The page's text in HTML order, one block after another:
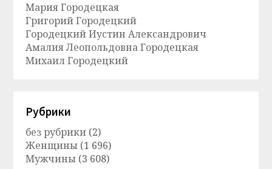
Мария Городецкая
Григорий Городецкий
Городецкий Иустин Александрович
Амалия Леопольдовна Городецкая
Михаил Городецкий
Рубрики
без рубрики (2)
Женщины (1 696)
Мужчины (3 608)